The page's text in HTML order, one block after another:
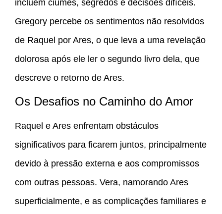
incluem ciúmes, segredos e decisões difíceis.
Gregory percebe os sentimentos não resolvidos
de Raquel por Ares, o que leva a uma revelação
dolorosa após ele ler o segundo livro dela, que
descreve o retorno de Ares.
Os Desafios no Caminho do Amor
Raquel e Ares enfrentam obstáculos
significativos para ficarem juntos, principalmente
devido à pressão externa e aos compromissos
com outras pessoas. Vera, namorando Ares
superficialmente, e as complicações familiares e